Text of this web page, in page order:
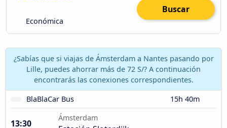
Económica
Buscar
¿Sabías que si viajas de Ámsterdam a Nantes pasando por
Lille, puedes ahorrar más de 72 S/? A continuación
encontrarás las conexiones correspondientes.
BlaBlaCar Bus
15h 40m
13:30
Ámsterdam